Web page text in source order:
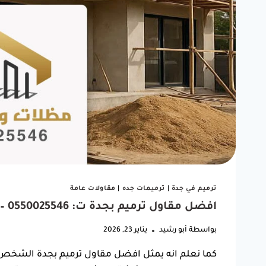
ترميم في جدة ترميمات جده مقاولات عامة
افضل مقاول ترميم بجدة ت: 0550025546 – ترميم مباني جدة
بواسطة أبو رشيد يناير 23, 2026
كما نعلم انه يمثل افضل مقاول ترميم بجدة
"شغل مظلة سيارتي كان ممتاز.
يتعامل معاهم."
حي النسيم، جدة